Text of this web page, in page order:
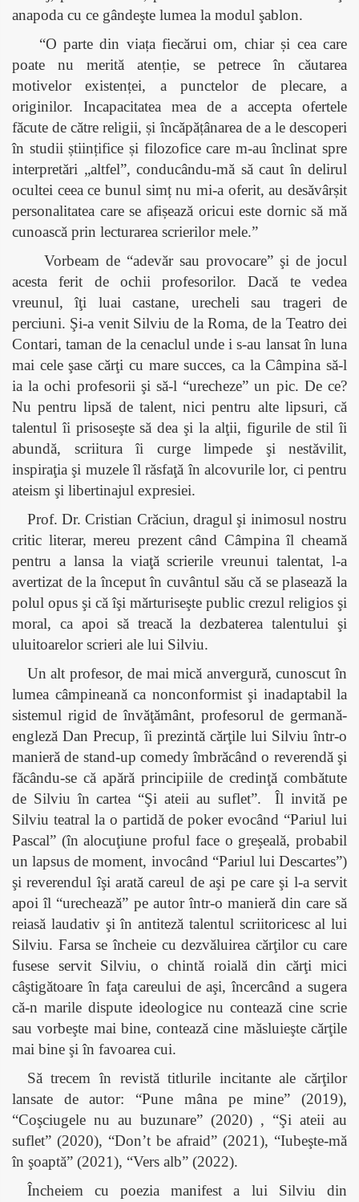
anapoda cu ce gândeşte lumea la modul şablon.
“O parte din viața fiecărui om, chiar și cea care
poate nu merită atenție, se petrece în căutarea
motivelor existenței, a punctelor de plecare, a
originilor. Incapacitatea mea de a accepta ofertele
făcute de către religii, și încăpățânarea de a le descoperi
în studii științifice și filozofice care m-au înclinat spre
interpretări „altfel”, conducându-mă să caut în delirul
ocultei ceea ce bunul simț nu mi-a oferit, au desăvârșit
personalitatea care se afișează oricui este dornic să mă
cunoască prin lecturarea scrierilor mele.”
Vorbeam de “adevăr sau provocare” şi de jocul
acesta ferit de ochii profesorilor. Dacă te vedea
vreunul, îţi luai castane, urecheli sau trageri de
perciuni. Şi-a venit Silviu de la Roma, de la Teatro dei
Contari, taman de la cenaclul unde i s-au lansat în luna
mai cele şase cărţi cu mare succes, ca la Câmpina să-l
ia la ochi profesorii şi să-l “urecheze” un pic. De ce?
Nu pentru lipsă de talent, nici pentru alte lipsuri, că
talentul îi prisoseşte să dea şi la alţii, figurile de stil îi
abundă, scriitura îi curge limpede şi nestăvilit,
inspiraţia şi muzele îl răsfaţă în alcovurile lor, ci pentru
ateism şi libertinajul expresiei.
Prof. Dr. Cristian Crăciun, dragul şi inimosul nostru
critic literar, mereu prezent când Câmpina îl cheamă
pentru a lansa la viaţă scrierile vreunui talentat, l-a
avertizat de la început în cuvântul său că se plasează la
polul opus şi că îşi mărturiseşte public crezul religios şi
moral, ca apoi să treacă la dezbaterea talentului şi
uluitoarelor scrieri ale lui Silviu.
Un alt profesor, de mai mică anvergură, cunoscut în
lumea câmpineană ca nonconformist şi inadaptabil la
sistemul rigid de învăţământ, profesorul de germană-
engleză Dan Precup, îi prezintă cărţile lui Silviu într-o
manieră de stand-up comedy îmbrăcând o reverendă şi
făcându-se că apără principiile de credinţă combătute
de Silviu în cartea “Şi ateii au suflet”.
Îl invită pe
Silviu teatral la o partidă de poker evocând “Pariul lui
Pascal” (în alocuţiune proful face o greşeală, probabil
un lapsus de moment, invocând “Pariul lui Descartes”)
şi reverendul îşi arată careul de aşi pe care şi l-a servit
apoi îl “urechează” pe autor într-o manieră din care să
reiasă laudativ şi în antiteză talentul scriitoricesc al lui
Silviu. Farsa se încheie cu dezvăluirea cărţilor cu care
fusese servit Silviu, o chintă roială din cărţi mici
câştigătoare în faţa careului de aşi, încercând a sugera
că-n marile dispute ideologice nu contează cine scrie
sau vorbeşte mai bine, contează cine măsluieşte cărţile
mai bine şi în favoarea cui.
Să trecem în revistă titlurile incitante ale cărţilor
lansate de autor: “Pune mâna pe mine” (2019),
“Coşciugele nu au buzunare” (2020) , “Şi ateii au
suflet” (2020), “Don’t be afraid” (2021), “Iubeşte-mă
în şoaptă” (2021), “Vers alb” (2022).
Încheiem cu poezia manifest a lui Silviu din